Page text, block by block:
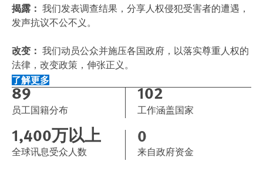
揭露： 我们发表调查结果，分享人权侵犯受害者的遭遇，
发声抗议不公不义。
改变： 我们动员公众并施压各国政府，以落实尊重人权的
法律，改变政策，伸张正义。
了解更多
89
员工国籍分布
102
工作涵盖国家
1,400万以上
全球讯息受众人数
0
来自政府资金